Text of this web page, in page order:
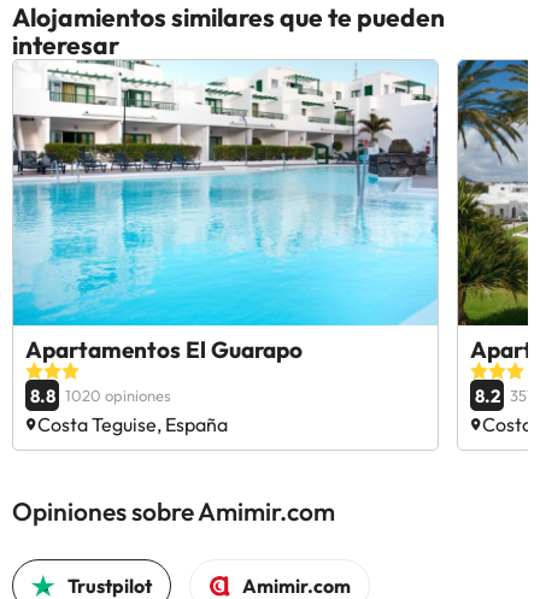
Alojamientos similares que te pueden
interesar
Apartamentos El Guarapo
8.8 1020 opiniones
Costa Teguise, España
8.2 357
Costa
Opiniones sobre Amimir.com
Trustpilot Amimir.com